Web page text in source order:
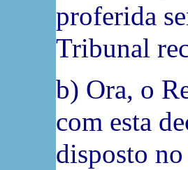
proferida
Tribunal
b) Ora, o
com esta
disposto